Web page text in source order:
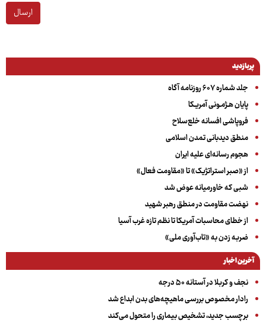
ارسال
پربازدید
جلد شماره ۶۰۷ روزنامه آگاه
پایان هـژمـونی آمریـکا
فروپاشی افسانه خلع‌سلاح
منطق دیدبانی تمدن اسلامی
هجوم رسانه‌ای علیه ایران
از «صبر استراتژیک» تا «مقاومت فعال»
شبی که خاورمیانه عوض شد
نهضت مقاومت در منطق رهبر شهید
از خطای محاسبات آمریکا تا نظم تازه غرب آسیا
ضربه زدن به «تاب‌آوری ملی»
آخرین اخبار
نجف و کربلا در آستانه ۵۰ درجه
رادار مخصوص بررسی ماهیچه‌های بدن ابداع شد
برچسب جدید، تشخیص بیماری را متحول می‌کند